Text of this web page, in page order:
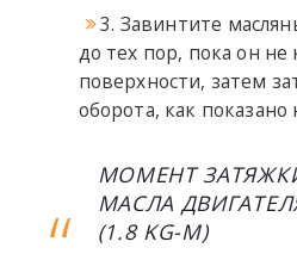
3. Завинтите
до тех пор, пока он не
поверхности, затем
оборота, как показано
МОМЕНТ
МАСЛА
(1.8 KG-M)